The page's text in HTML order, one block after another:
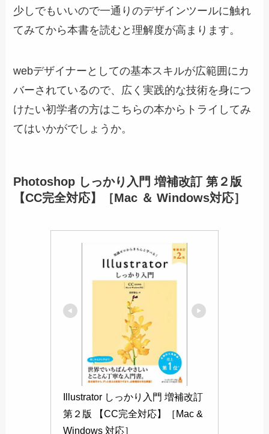
少しでもいいので一通りのデザインツールに触れ
てみてから本書を読むと理解度が高まります。
webデザイナーとしての基本スキルが広範囲にカ
バーされているので、広く実践的な技術を身につ
けたい初学者の方はこちらの本からトライしてみ
てはいかがでしょうか。
Photoshop しっかり入門 増補改訂 第２版
【CC完全対応】［Mac ＆ Windows対応］
Illustrator しっかり入門 増補改訂
第２版 【CC完全対応】［Mac &
Windows 対応］